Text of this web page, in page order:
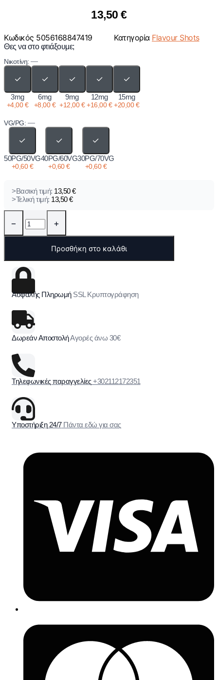
13,50€
Κωδικός 5056168847419 Κατηγορία Flavour Shots
Θες να στο φτιάξουμε;
Νικοτίνη: —
✓
3mg
+4,00€
✓
6mg
+8,00€
✓
9mg
+12,00€
✓
12mg
+16,00€
✓
15mg
+20,00€
VG/PG: —
✓
50PG/50VG
+0,60€
✓
40PG/60VG
+0,60€
✓
30PG/70VG
+0,60€
>Βασική τιμή: 13,50€
>Τελική τιμή: 13,50€
− +
Προσθήκη στο καλάθι
Ασφαλής Πληρωμή SSL Κρυπτογράφηση
Δωρεάν ΑποστολήΑγορές άνω 30€
Τηλεφωνικές παραγγελίες +302112172351
Υποστήριξη 24/7 Πάντα εδώ για σας